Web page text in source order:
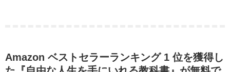
Amazon ベストセラーランキング 1 位を獲得し